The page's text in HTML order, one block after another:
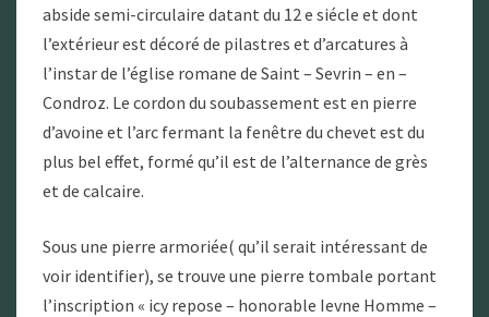
abside semi-circulaire datant du 12 e siécle et dont
l’extérieur est décoré de pilastres et d’arcatures à
l’instar de l’église romane de Saint – Sevrin – en –
Condroz. Le cordon du soubassement est en pierre
d’avoine et l’arc fermant la fenêtre du chevet est du
plus bel effet, formé qu’il est de l’alternance de grès
et de calcaire.
Sous une pierre armoriée( qu’il serait intéressant de
voir identifier), se trouve une pierre tombale portant
l’inscription « icy repose – honorable Ievne Homme –